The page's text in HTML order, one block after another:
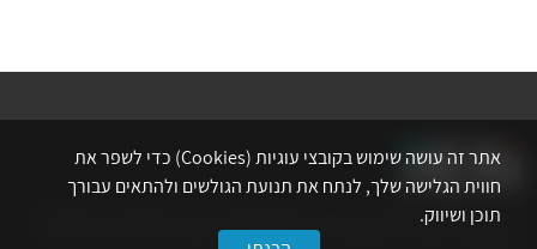
אתר לשכת המהנדסים, האדריכלים והאקדמאים בעלי המקצועות הטכנולוגיים
מרכז את הפעילויות המקצועיות, ההשתלמויות, ההטבות ואירועי הפנאי לאנשי
אתר זה עושה שימוש בקובצי עוגיות (Cookies) כדי לשפר את
חווית הגלישה שלך, לנתח את תנועת הגולשים ולהתאים עבורך
תוכן ושיווק.